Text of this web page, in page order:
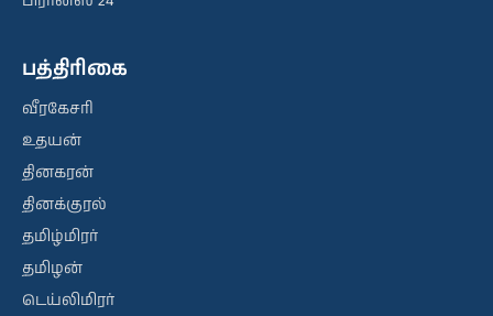
பத்திரிகை
வீரகேசரி
உதயன்
தினகரன்
தினக்குரல்
தமிழ்மிரர்
தமிழன்
டெய்லிமிரர்